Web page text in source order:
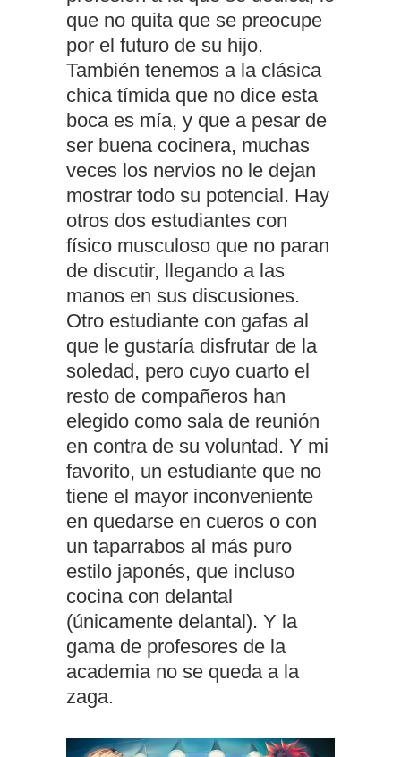
que no quita que se preocupe
por el futuro de su hijo.
También tenemos a la clásica
chica tímida que no dice esta
boca es mía, y que a pesar de
ser buena cocinera, muchas
veces los nervios no le dejan
mostrar todo su potencial. Hay
otros dos estudiantes con
físico musculoso que no paran
de discutir, llegando a las
manos en sus discusiones.
Otro estudiante con gafas al
que le gustaría disfrutar de la
soledad, pero cuyo cuarto el
resto de compañeros han
elegido como sala de reunión
en contra de su voluntad. Y mi
favorito, un estudiante que no
tiene el mayor inconveniente
en quedarse en cueros o con
un taparrabos al más puro
estilo japonés, que incluso
cocina con delantal
(únicamente delantal). Y la
gama de profesores de la
academia no se queda a la
zaga.